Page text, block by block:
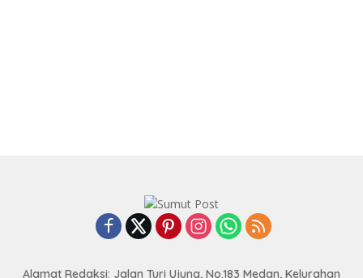
Alamat Redaksi: Jalan Turi Ujung, No.183 Medan, Kelurahan